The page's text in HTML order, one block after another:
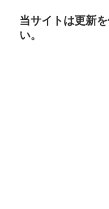
当サイトは更新
い。